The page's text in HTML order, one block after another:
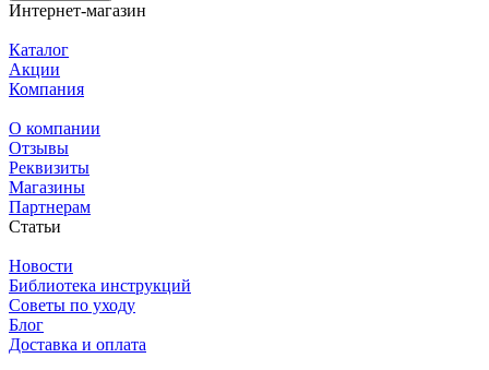
Интернет-магазин
Каталог
Акции
Компания
О компании
Отзывы
Реквизиты
Магазины
Партнерам
Статьи
Новости
Библиотека инструкций
Советы по уходу
Блог
Доставка и оплата